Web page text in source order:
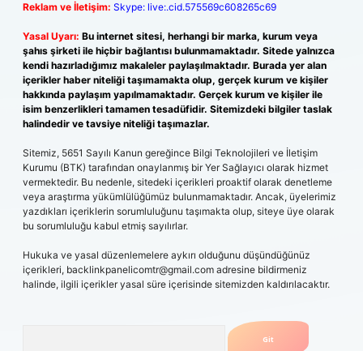
Reklam ve İletişim: Skype: live:.cid.575569c608265c69
Yasal Uyarı: Bu internet sitesi, herhangi bir marka, kurum veya
şahıs şirketi ile hiçbir bağlantısı bulunmamaktadır. Sitede yalnızca
kendi hazırladığımız makaleler paylaşılmaktadır. Burada yer alan
içerikler haber niteliği taşımamakta olup, gerçek kurum ve kişiler
hakkında paylaşım yapılmamaktadır. Gerçek kurum ve kişiler ile
isim benzerlikleri tamamen tesadüfidir. Sitemizdeki bilgiler taslak
halindedir ve tavsiye niteliği taşımazlar.
Sitemiz, 5651 Sayılı Kanun gereğince Bilgi Teknolojileri ve İletişim
Kurumu (BTK) tarafından onaylanmış bir Yer Sağlayıcı olarak hizmet
vermektedir. Bu nedenle, sitedeki içerikleri proaktif olarak denetleme
veya araştırma yükümlülüğümüz bulunmamaktadır. Ancak, üyelerimiz
yazdıkları içeriklerin sorumluluğunu taşımakta olup, siteye üye olarak
bu sorumluluğu kabul etmiş sayılırlar.
Hukuka ve yasal düzenlemelere aykırı olduğunu düşündüğünüz
içerikleri, backlinkpanelicomtr@gmail.com adresine bildirmeniz
halinde, ilgili içerikler yasal süre içerisinde sitemizden kaldırılacaktır.